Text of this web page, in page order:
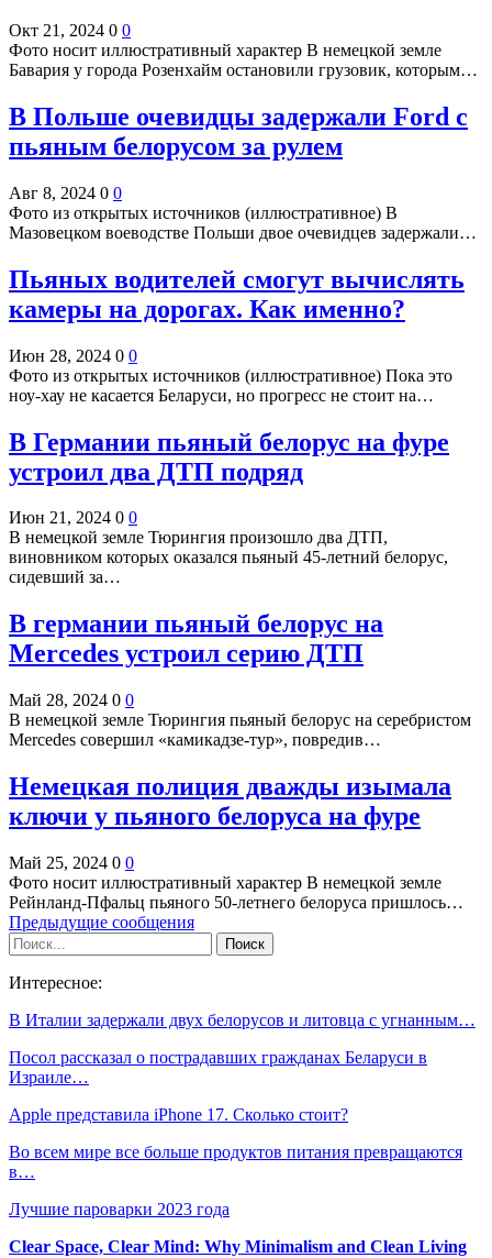
Окт 21, 2024 0 0
Фото носит иллюстративный характер В немецкой земле
Бавария у города Розенхайм остановили грузовик, которым…
В Польше очевидцы задержали Ford c
пьяным белорусом за рулем
Авг 8, 2024 0 0
Фото из открытых источников (иллюстративное) В
Мазовецком воеводстве Польши двое очевидцев задержали…
Пьяных водителей смогут вычислять
камеры на дорогах. Как именно?
Июн 28, 2024 0 0
Фото из открытых источников (иллюстративное) Пока это
ноу-хау не касается Беларуси, но прогресс не стоит на…
В Германии пьяный белорус на фуре
устроил два ДТП подряд
Июн 21, 2024 0 0
В немецкой земле Тюрингия произошло два ДТП,
виновником которых оказался пьяный 45-летний белорус,
сидевший за…
В германии пьяный белорус на
Mercedes устроил серию ДТП
Май 28, 2024 0 0
В немецкой земле Тюрингия пьяный белорус на серебристом
Mercedes совершил «камикадзе-тур», повредив…
Немецкая полиция дважды изымала
ключи у пьяного белоруса на фуре
Май 25, 2024 0 0
Фото носит иллюстративный характер В немецкой земле
Рейнланд-Пфальц пьяного 50-летнего белоруса пришлось…
Предыдущие сообщения
Интересное:
В Италии задержали двух белорусов и литовца с угнанным…
Посол рассказал о пострадавших гражданах Беларуси в
Израиле…
Apple представила iPhone 17. Сколько стоит?
Во всем мире все больше продуктов питания превращаются
в…
Лучшие пароварки 2023 года
Clear Space, Clear Mind: Why Minimalism and Clean Living